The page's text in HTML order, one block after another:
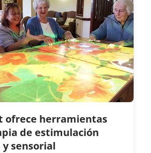
ofrece herramientas
de estimulación
sensorial